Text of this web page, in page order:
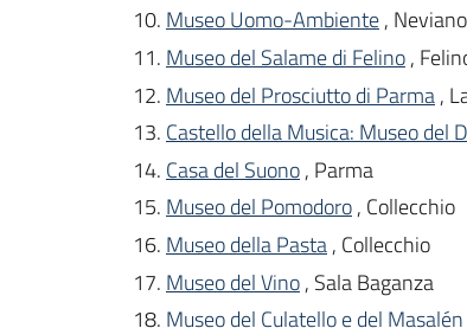
Museo Uomo-Ambiente,
Museo del Salame di Felino,
Museo del Prosciutto di Parma,
Castello della Musica: Museo del
Casa del Suono, Parma
Museo del Pomodoro, Collecchio
Museo della Pasta, Collecchio
Museo del Vino, Sala Baganza
Museo del Culatello e del Masalén